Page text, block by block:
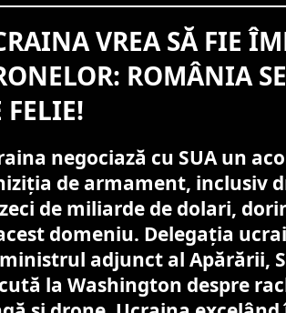
VREA SĂ FIE
ROMÂNIA
FELIE!
negociază cu SUA un
de armament, inclusiv
de miliarde de dolari,
domeniu. Delegația
adjunct al Apărării,
la Washington despre